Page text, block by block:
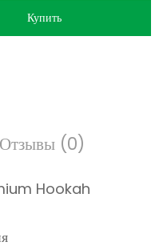
Отзывы (0)
Hookah